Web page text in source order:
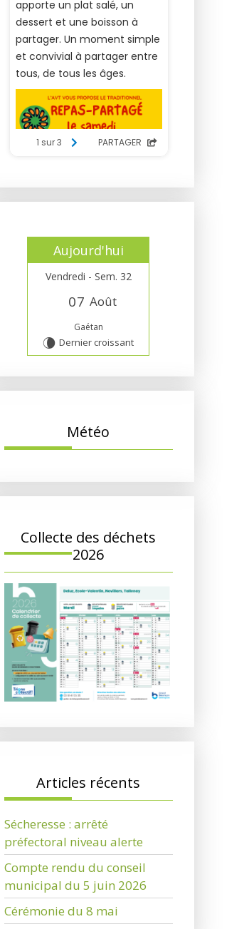
Aujourd'hui
Vendredi - Sem. 32
07 Août
Gaétan
V Dernier croissant
Météo
Collecte des déchets
2026
Articles récents
Sécheresse : arrêté
préfectoral niveau alerte
Compte rendu du conseil
municipal du 5 juin 2026
Cérémonie du 8 mai